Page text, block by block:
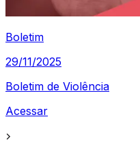
Boletim
29/11/2025
Boletim de Violência
Acessar